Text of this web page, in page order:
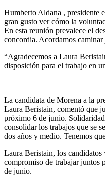
Humberto Aldana , presidente
gran gusto ver cómo la
En esta reunión prevalece el
concordia. Acordamos
“Agradecemos a Laura
disposición para el trabajo en
La candidata de Morena a la
Laura Beristain, comentó que
próximo 6 de junio.
consolidar los trabajos que se
dos años y medio. Tenemos
Laura Beristain, los candidatos
compromiso de trabajar juntos
de junio.